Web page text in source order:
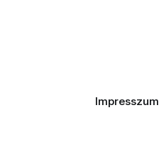
Impresszum